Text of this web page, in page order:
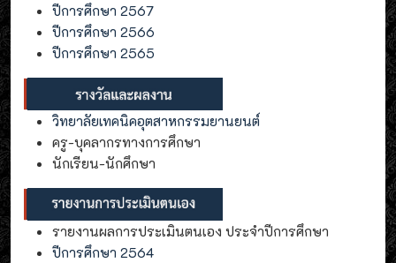
ปีการศึกษา 2567
ปีการศึกษา 2566
ปีการศึกษา 2565
วิทยาลัยเทคนิคอุตสาหกรรมยานยนต์
ครู-บุคลากรทางการศึกษา
นักเรียน-นักศึกษา
รายงานผลการประเมินตนเอง ประจำปีการศึกษา
ปีการศึกษา 2564